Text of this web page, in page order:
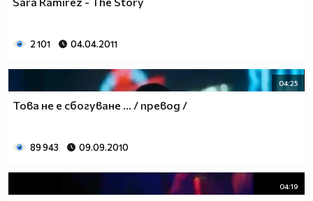
2 101 04.04.2011
04:25
Това не е сбогуване ... / превод /
89 943 09.09.2010
04:19